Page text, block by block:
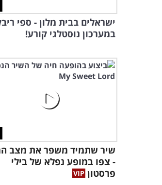
ישראלים בבית מלון - ספי
במערכון נוסטלגי קורע!
שיר שתמיד משפר את מצב
- צפו במופע נפלא של בילי
פרסטון